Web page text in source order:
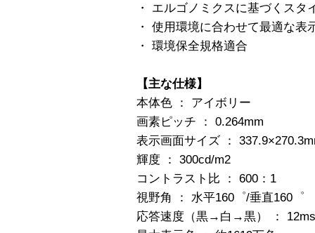
・ エルゴノミクスに基づくスタ
・ 使用環境に合わせて最適な
・ 環境保全規格適合
【主な仕様】
本体色 ： アイボリー
画素ピッチ ： 0.264mm
表示画面サイズ ：
輝度 ： 300cd/m2
コントラスト比 ： 600：1
視野角 ： 水平160゜/垂直160゜
応答速度（黒→白→黒） ： 12ms